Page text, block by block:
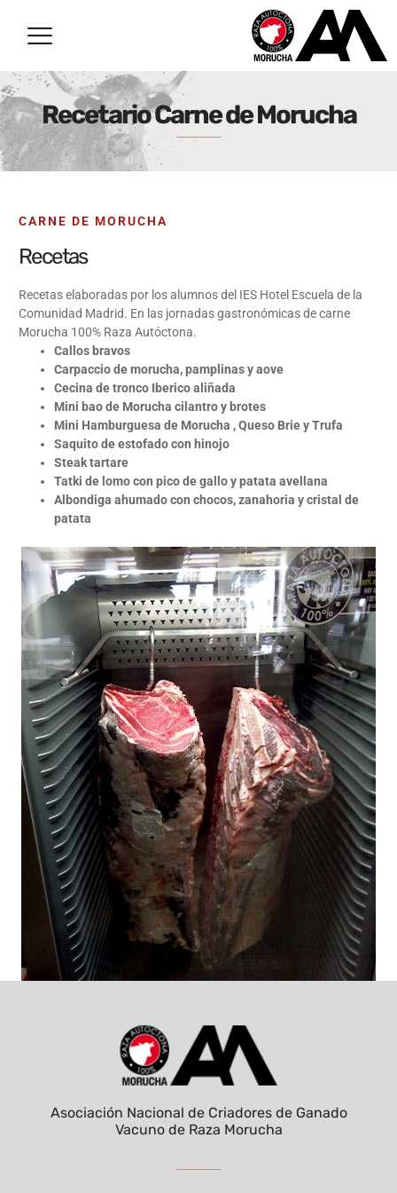
Recetario Carne de Morucha
CARNE DE MORUCHA
Recetas
Recetas elaboradas por los alumnos del IES Hotel Escuela de la
Comunidad Madrid. En las jornadas gastronómicas de carne
Morucha 100% Raza Autóctona.
Callos bravos
Carpaccio de morucha, pamplinas y aove
Cecina de tronco Iberico aliñada
Mini bao de Morucha cilantro y brotes
Mini Hamburguesa de Morucha , Queso Brie y Trufa
Saquito de estofado con hinojo
Steak tartare
Tatki de lomo con pico de gallo y patata avellana
Albondiga ahumado con chocos, zanahoria y cristal de
patata
Asociación Nacional de Criadores de Ganado
Vacuno de Raza Morucha